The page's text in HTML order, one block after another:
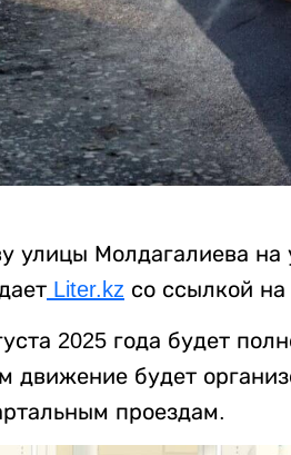
улицы Молдагалиева на
Liter.kz со ссылкой
2025 года будет
движение будет
проездам.